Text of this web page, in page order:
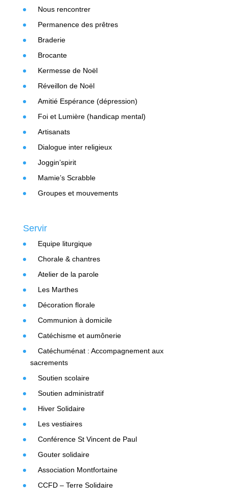
Nous rencontrer
Permanence des prêtres
Braderie
Brocante
Kermesse de Noël
Réveillon de Noël
Amitié Espérance (dépression)
Foi et Lumière (handicap mental)
Artisanats
Dialogue inter religieux
Joggin’spirit
Mamie’s Scrabble
Groupes et mouvements
Servir
Equipe liturgique
Chorale & chantres
Atelier de la parole
Les Marthes
Décoration florale
Communion à domicile
Catéchisme et aumônerie
Catéchuménat : Accompagnement aux
sacrements
Soutien scolaire
Soutien administratif
Hiver Solidaire
Les vestiaires
Conférence St Vincent de Paul
Gouter solidaire
Association Montfortaine
CCFD – Terre Solidaire